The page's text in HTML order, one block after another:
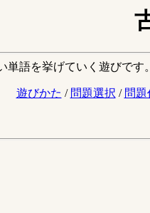
単語を挙げていく遊びです
遊びかた / 問題選択 / 問題